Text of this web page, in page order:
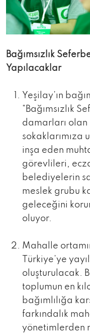
Bağımsızlık
Yapılacaklar
Yeşilay’ın
“Bağımsızlık
damarları
sokaklarımıza
inşa eden
görevlileri,
belediyelerin
meslek grubu
geleceğini
oluyor.
Mahalle
Türkiye’ye
oluşturulacak.
toplumun en
bağımlılığa
farkındalık
yönetimlerden